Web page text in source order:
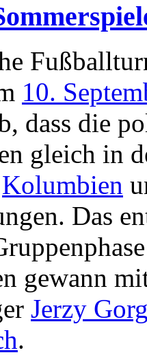
10.
dass die
gleich in
Kolumbien
Das
gewann
Jerzy
.